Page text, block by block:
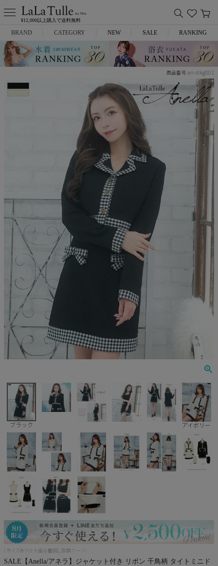
¥12,000以上購入で送料無料
BRAND
Anella
Veautt
PURESS
Andy
an
GLAMOROUS
IRMA
JENNNY
COMEX
Rechercher
Pleaser
CATEGORY
ミニドレス
ランジェリー
コスプレ
水着
浴衣
NEW SALE RANKING
商品番号 an-stkg001
ブラック アイボリー
Lサイズあり☆上品な着回し抜群スーツ!
SALE【Anella/アネラ】ジャケット付き リボン 千鳥柄 タイトミニド